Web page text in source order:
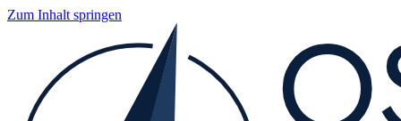
Zum Inhalt springen